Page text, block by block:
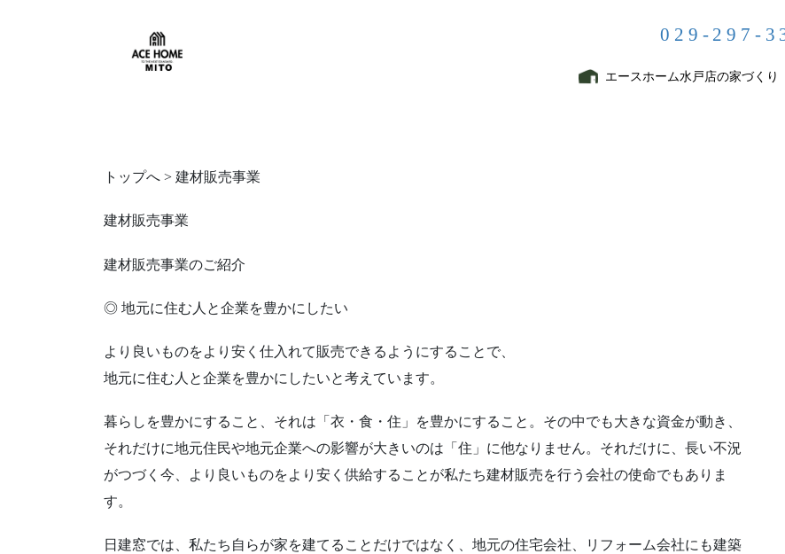
029-297-
エースホーム水戸店の家づくり
建材販売事業
トップへ > 建材販売事業
建材販売事業
建材販売事業のご紹介
◎ 地元に住む人と企業を豊かにしたい
より良いものをより安く仕入れて販売できるようにすることで、
地元に住む人と企業を豊かにしたいと考えています。
暮らしを豊かにすること、それは「衣・食・住」を豊かにすること。その中でも大きな資金が動き、
それだけに地元住民や地元企業への影響が大きいのは「住」に他なりません。それだけに、長い不況
がつづく今、より良いものをより安く供給することが私たち建材販売を行う会社の使命でもありま
す。
日建窓では、私たち自らが家を建てることだけではなく、地元の住宅会社、リフォーム会社にも建築